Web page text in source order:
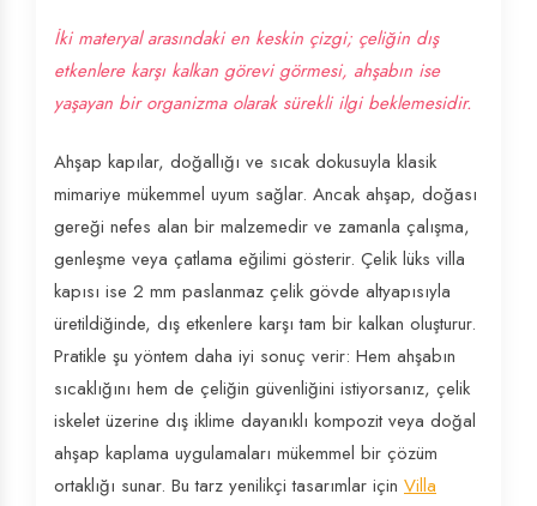
İki materyal arasındaki en keskin çizgi; çeliğin dış
etkenlere karşı kalkan görevi görmesi, ahşabın ise
yaşayan bir organizma olarak sürekli ilgi beklemesidir.
Ahşap kapılar, doğallığı ve sıcak dokusuyla klasik
mimariye mükemmel uyum sağlar. Ancak ahşap, doğası
gereği nefes alan bir malzemedir ve zamanla çalışma,
genleşme veya çatlama eğilimi gösterir. Çelik lüks villa
kapısı ise 2 mm paslanmaz çelik gövde altyapısıyla
üretildiğinde, dış etkenlere karşı tam bir kalkan oluşturur.
Pratikle şu yöntem daha iyi sonuç verir: Hem ahşabın
sıcaklığını hem de çeliğin güvenliğini istiyorsanız, çelik
iskelet üzerine dış iklime dayanıklı kompozit veya doğal
ahşap kaplama uygulamaları mükemmel bir çözüm
ortaklığı sunar. Bu tarz yenilikçi tasarımlar için Villa